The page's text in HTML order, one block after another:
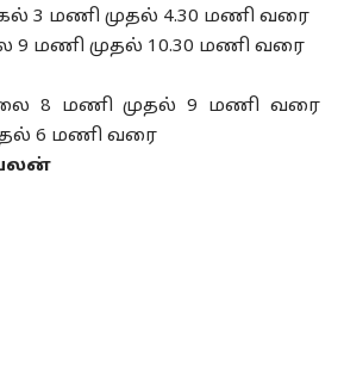
3 மணி முதல் 4.30 மணி வரை
மணி முதல் 10.30 மணி வரை
8 மணி முதல் 9 மணி வரை
6 மணி வரை